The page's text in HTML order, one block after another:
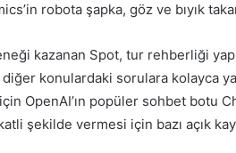
robota şapka, göz ve bıyık
kazanan Spot, tur rehberliği
diğer konulardaki sorulara kolayca
OpenAI’ın popüler sohbet botu
şekilde vermesi için bazı açık